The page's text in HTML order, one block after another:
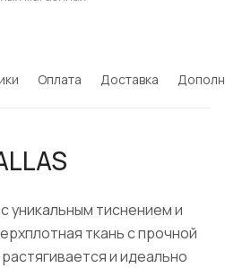
Оплата Доставка
тиснением и
ткань с прочной
и идеально